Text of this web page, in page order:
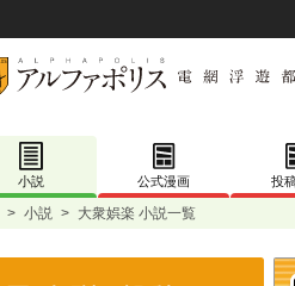
小説 公式漫画 投
> 小説 > 大衆娯楽 小説一覧